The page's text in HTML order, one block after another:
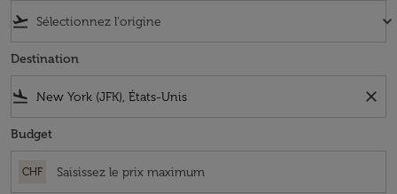
flight_takeoff keyboard_arrow_down
Destination
flight_land close
Budget
CHF